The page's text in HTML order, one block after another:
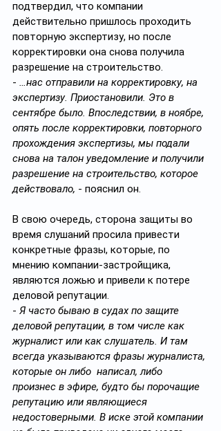
подтвердил, что компании
действительно пришлось проходить
повторную экспертизу, но после
корректировки она снова получила
разрешение на строительство.
- …нас отправили на корректировку, на
экспертизу. Приостановили. Это в
сентябре было. Впоследствии, в ноябре,
опять после корректировки, повторного
прохождения экспертизы, мы подали
снова на талон уведомление и получили
разрешение на строительство, которое
действовало, - пояснил он.
В свою очередь, сторона защиты во
время слушаний просила привести
конкретные фразы, которые, по
мнению компании-застройщика,
являются ложью и привели к потере
деловой репутации.
- Я часто бываю в судах по защите
деловой репутации, в том числе как
журналист или как слушатель. И там
всегда указываются фразы журналиста,
которые он либо  написал, либо
произнес в эфире, будто бы порочащие
репутацию или являющиеся
недостоверными. В иске этой компании